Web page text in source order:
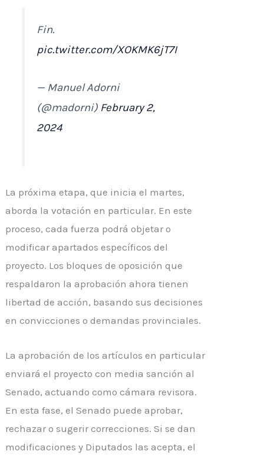
Fin.
pic.twitter.com/XOKMK6jT7I
— Manuel Adorni
(@madorni) February 2,
2024
La próxima etapa, que inicia el martes,
aborda la votación en particular. En este
proceso, cada fuerza podrá objetar o
modificar apartados específicos del
proyecto. Los bloques de oposición que
respaldaron la aprobación ahora tienen
libertad de acción, basando sus decisiones
en convicciones o demandas provinciales.
La aprobación de los artículos en particular
enviará el proyecto con media sanción al
Senado, actuando como cámara revisora.
En esta fase, el Senado puede aprobar,
rechazar o sugerir correcciones. Si se dan
modificaciones y Diputados las acepta, el